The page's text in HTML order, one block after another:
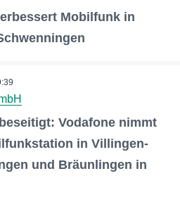
Mobilfunk in
Vodafone nimmt
in Villingen-
und Bräunlingen in